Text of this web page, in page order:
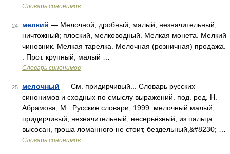
Словарь синонимов
24 мелкий — Мелочной, дробный, малый, незначительный,
ничтожный; плоский, мелководный. Мелкая монета. Мелкий
чиновник. Мелкая тарелка. Мелочная (розничная) продажа.
. Прот. крупный, малый …
Словарь синонимов
25 мелочный — См. придирчивый... Словарь русских
синонимов и сходных по смыслу выражений. под. ред. Н.
Абрамова, М.: Русские словари, 1999. мелочный малый,
придирчивый, незначительный, несерьёзный; из пальца
высосан, гроша ломанного не стоит, бездельный,&#8230; …
Словарь синонимов